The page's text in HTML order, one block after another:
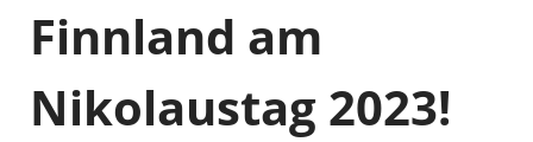
Finnland am
Nikolaustag 2023!